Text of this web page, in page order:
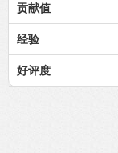
贡献值
经验
好评度